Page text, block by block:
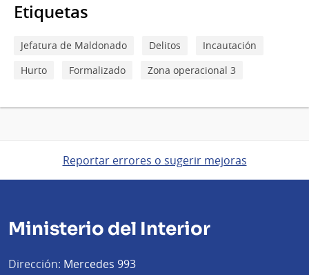
Etiquetas
Jefatura de Maldonado Delitos
Incautación
Hurto
Formalizado Zona operacional 3
Reportar errores o sugerir mejoras
Ministerio del Interior
Dirección: Mercedes 993